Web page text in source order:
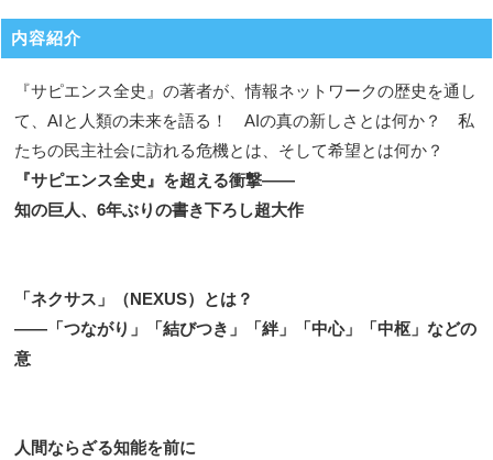
内容紹介
『サピエンス全史』の著者が、情報ネットワークの歴史を通し
て、AIと人類の未来を語る！ AIの真の新しさとは何か？ 私
たちの民主社会に訪れる危機とは、そして希望とは何か？
『サピエンス全史』を超える衝撃――
知の巨人、6年ぶりの書き下ろし超大作
「ネクサス」（NEXUS）とは？
――「つながり」「結びつき」「絆」「中心」「中枢」などの
意
人間ならざる知能を前に